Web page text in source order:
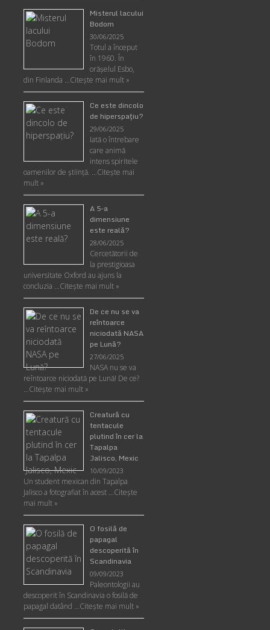
Misterul lacului
Bodom
30/06/2025
Totul a început
în 1960. În
orășelul Esbo,
din Finlanda …Citește mai mult »
Ce este dincolo
de hiperspaţiu?
29/06/2025
Iată o întrebare
care animă
intens spiritele
oamenilor de ştiinţă. …Citește mai
mult »
A 5-a
dimensiune
este reală?
28/06/2025
Cercetătorii de
la prestigioasa
universitate Oxford au ajuns la
concluzia …Citește mai mult »
De ce nu se va
reîntoarce
niciodată NASA
pe Lună?
27/06/2025
NASA nu se va
reîntoarce niciodată pe Lună! De ce?
…Citește mai mult »
Creatură cu
tentacule
plutind în cer la
Tapalpa
Jalisco, Mexic
10/09/2023
Un student mexican din Tapalpa
Jalisco a fotografiat în acest …Citește
mai mult »
O fosilă de
papagal
descoperită în
Scandinavia
09/09/2023
Paleontologii au
descoperit în Scandinavia o fosilă de
papagal datând …Citește mai mult »